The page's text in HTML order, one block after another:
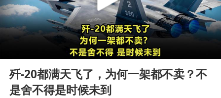
哥伦比亚强震已致超20人死亡
独闯南太行失联女子遗体已找到
哥伦比亚发生7.5级地震
台湾不是国家不存在“国格”
Play
歼-20都满天飞了，为何一架都不卖？不
是舍不得是时候未到